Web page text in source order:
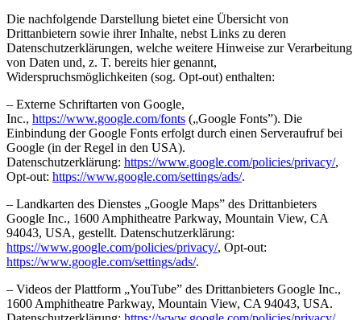
Die nachfolgende Darstellung bietet eine Übersicht von
Drittanbietern sowie ihrer Inhalte, nebst Links zu deren
Datenschutzerklärungen, welche weitere Hinweise zur Verarbeitung
von Daten und, z. T. bereits hier genannt,
Widerspruchsmöglichkeiten (sog. Opt-out) enthalten:
– Externe Schriftarten von Google,
Inc., https://www.google.com/fonts („Google Fonts”). Die
Einbindung der Google Fonts erfolgt durch einen Serveraufruf bei
Google (in der Regel in den USA).
Datenschutzerklärung: https://www.google.com/policies/privacy/,
Opt-out: https://www.google.com/settings/ads/.
– Landkarten des Dienstes „Google Maps” des Drittanbieters
Google Inc., 1600 Amphitheatre Parkway, Mountain View, CA
94043, USA, gestellt. Datenschutzerklärung:
https://www.google.com/policies/privacy/, Opt-out:
https://www.google.com/settings/ads/.
– Videos der Plattform „YouTube” des Drittanbieters Google Inc.,
1600 Amphitheatre Parkway, Mountain View, CA 94043, USA.